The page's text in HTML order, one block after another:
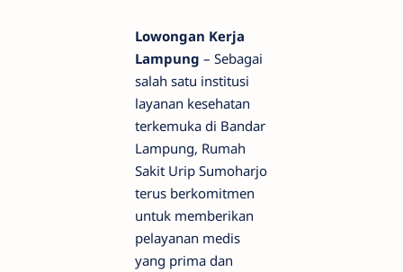
Lowongan Kerja
Lampung – Sebagai
salah satu institusi
layanan kesehatan
terkemuka di Bandar
Lampung, Rumah
Sakit Urip Sumoharjo
terus berkomitmen
untuk memberikan
pelayanan medis
yang prima dan